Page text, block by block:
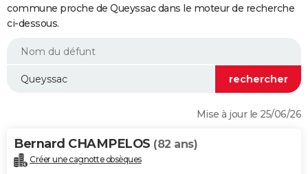
Essais
Réserver un essai
Citadines
Berlines
SUV
Forum auto
+HIGH-TECH
BRICOLAGE
WEEK-END
Alimentation
Guide de la santé
Maladies
Médicaments
Sommeil
VOYAGE
commune proche de Queyssac dans le moteur de recherche
ci-dessous.
Mise à jour le 25/06/26
Bernard CHAMPELOS (82 ans)
Créer une cagnotte obsèques